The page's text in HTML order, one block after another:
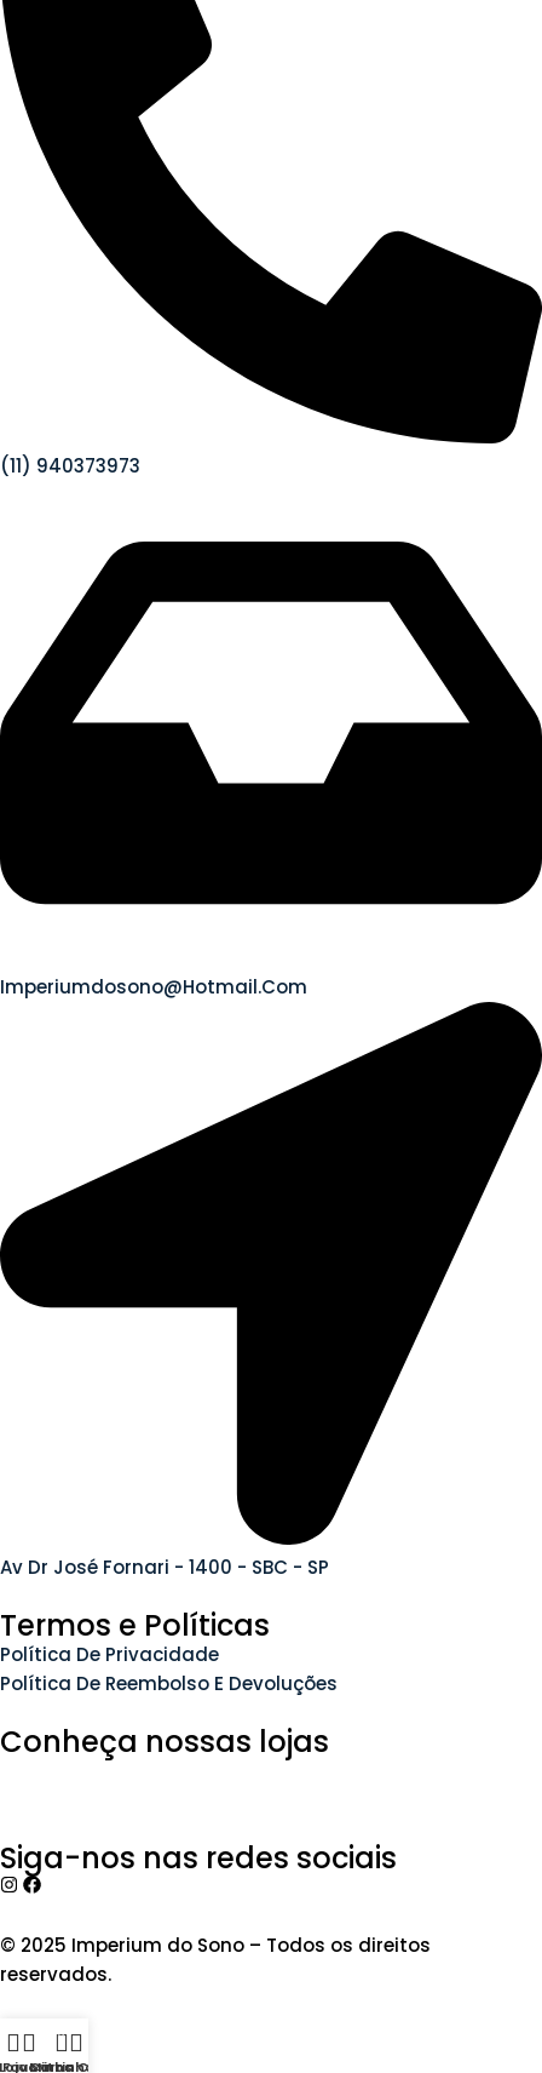
(11) 940373973
Imperiumdosono@hotmail.com
Av Dr José Fornari - 1400 - SBC - SP
Termos e Políticas
Política De Privacidade
Política De Reembolso E Devoluções
Conheça nossas lojas
Siga-nos nas redes sociais
© 2025 Imperium do Sono – Todos os direitos
reservados.
Loja
Favoritos
0
Carrinho
Minha Conta